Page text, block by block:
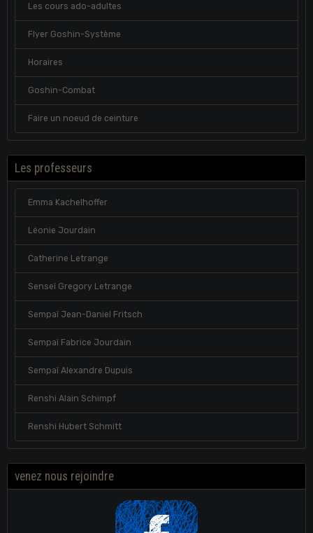
Les cours ado-adultes
Flyer Goshin-Système
Horaires
Goshin-Combat
Faire un noeud de ceinture
Les professeurs
Emma Kachelhoffer
Léonie Jourdain
Catherine Letrange
Senseï Gregory Letrange
Sempaï Jean-Daniel Fritsch
Sempaï Fabrice Jourdain
Sempaï Alexandre Dupuis
Renshi Alain Schimpf
Renshi Hubert Schmitt
venez nous rejoindre